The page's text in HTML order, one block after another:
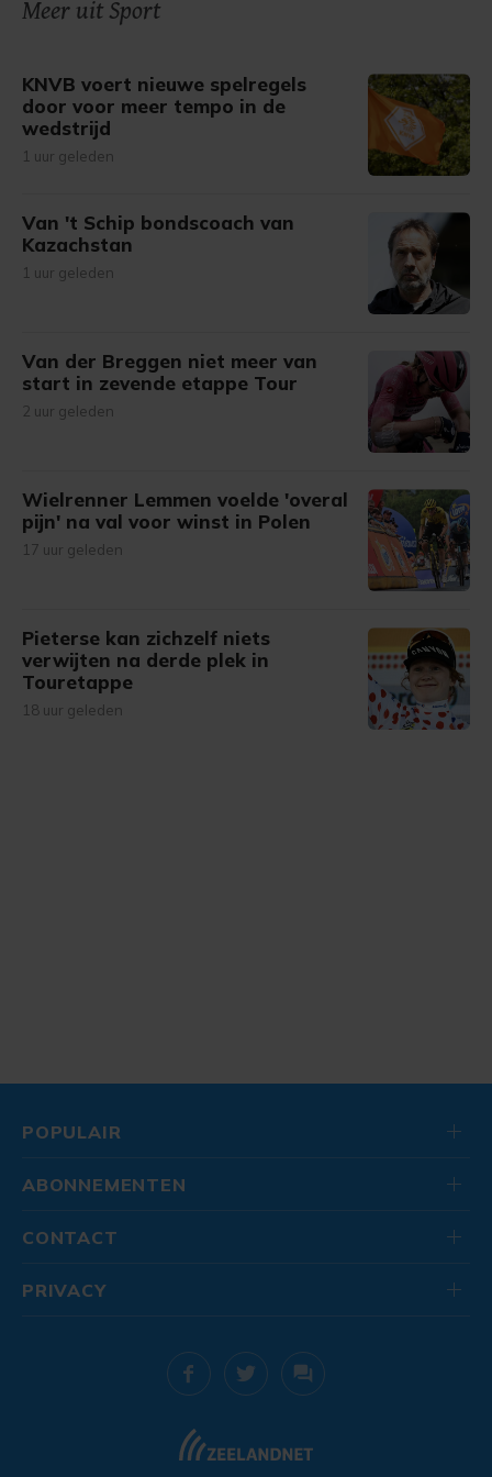
gemaakte keuze altijd wijzigen of intrekken.
Meer uit Sport
KNVB voert nieuwe spelregels
door voor meer tempo in de
wedstrijd
1 uur geleden
Van 't Schip bondscoach van
Kazachstan
1 uur geleden
Van der Breggen niet meer van
start in zevende etappe Tour
2 uur geleden
Wielrenner Lemmen voelde 'overal
pijn' na val voor winst in Polen
17 uur geleden
Pieterse kan zichzelf niets
verwijten na derde plek in
Touretappe
18 uur geleden
POPULAIR
ABONNEMENTEN
CONTACT
PRIVACY